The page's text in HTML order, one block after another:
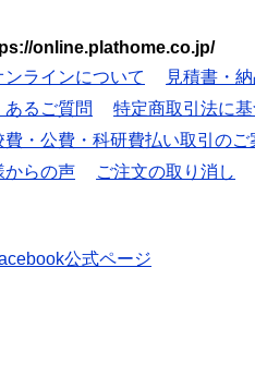
online.plathome.co.jp/
ラインについて
見積書・
あるご質問
特定商取引法に
費・公費・科研費払い取引のご
からの声 ご注文の取り消し
公式ページ